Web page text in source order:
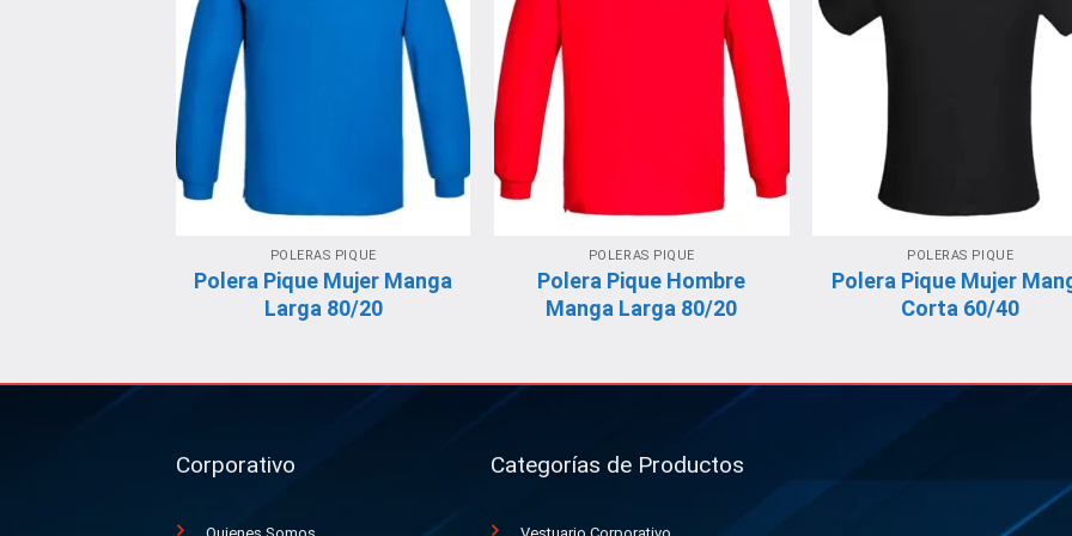
POLERAS PIQUE
Polera Pique Mujer Manga
Larga 80/20
POLERAS PIQUE
Polera Pique Hombre
Manga Larga 80/20
POLERAS PIQUE
Polera Pique Mujer
Corta 60/40
Corporativo Categorías de Productos